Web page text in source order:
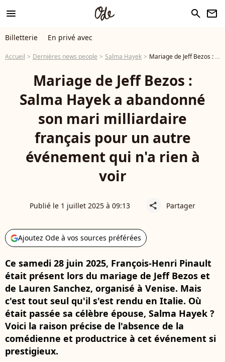
menu search newsletter
Billetterie En privé avec
Accueil Dernières news people Salma Hayek Mariage de Jeff Bezos : Salma Hayek a abandonné son mari milliardaire français pour un autre événement qui n'a rien à voir
Mariage de Jeff Bezos :
Salma Hayek a abandonné
son mari milliardaire
français pour un autre
événement qui n'a rien à
voir
Publié le 1 juillet 2025 à 09:13 share Partager
Ajoutez Ode à vos sources préférées
Ce samedi 28 juin 2025, François-Henri Pinault
était présent lors du mariage de Jeff Bezos et
de Lauren Sanchez, organisé à Venise. Mais
c'est tout seul qu'il s'est rendu en Italie. Où
était passée sa célèbre épouse, Salma Hayek ?
Voici la raison précise de l'absence de la
comédienne et productrice à cet événement si
prestigieux.